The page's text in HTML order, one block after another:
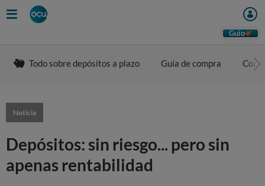
Guio
Todo sobre depósitos a plazo Guía de compra
Noticia
Depósitos: sin riesgo... pero sin
apenas rentabilidad